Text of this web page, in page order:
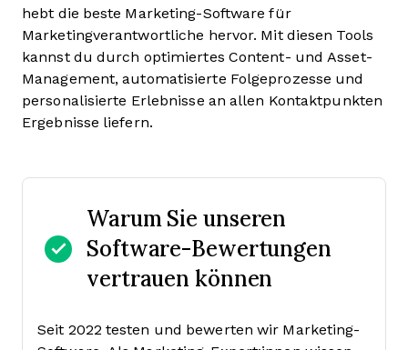
hebt die beste Marketing-Software für
Marketingverantwortliche hervor. Mit diesen Tools
kannst du durch optimiertes Content- und Asset-
Management, automatisierte Folgeprozesse und
personalisierte Erlebnisse an allen Kontaktpunkten
Ergebnisse liefern.
Warum Sie unseren
Software-Bewertungen
vertrauen können
Seit 2022 testen und bewerten wir Marketing-